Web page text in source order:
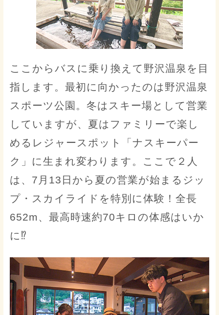
ここからバスに乗り換えて野沢温泉を目
指します。最初に向かったのは野沢温泉
スポーツ公園。冬はスキー場として営業
していますが、夏はファミリーで楽し
めるレジャースポット「ナスキーパー
ク」に生まれ変わります。ここで２人
は、7月13日から夏の営業が始まるジッ
プ・スカイライドを特別に体験！全長
652m、最高時速約70キロの体感はいか
に⁉